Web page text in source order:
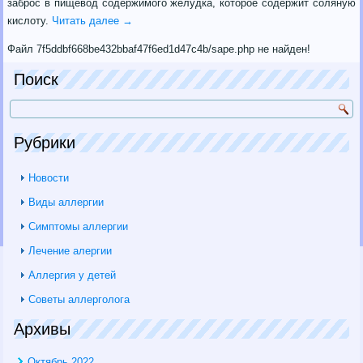
заброс в пищевод содержимого желудка, которое содержит соляную
кислоту. Читать далее →
Файл 7f5ddbf668be432bbaf47f6ed1d47c4b/sape.php не найден!
Поиск
Рубрики
Новости
Виды аллергии
Симптомы аллергии
Лечение алергии
Аллергия у детей
Советы аллерголога
Архивы